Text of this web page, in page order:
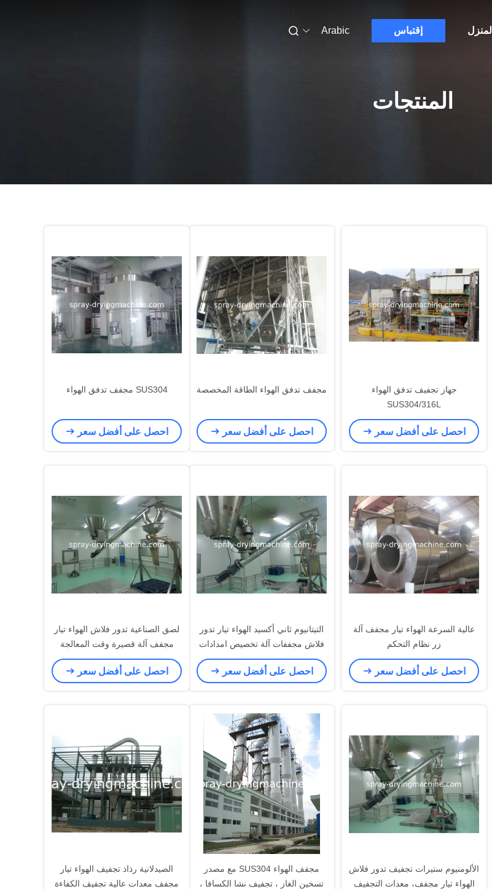
المنزل إقتباس Arabic
المنتجات
جهاز تجفيف تدفق الهواء
SUS304/316L
احصل على أفضل سعر
مجفف تدفق الهواء الطاقة المخصصة
احصل على أفضل سعر
SUS304 مجفف تدفق الهواء
احصل على أفضل سعر
عالية السرعة الهواء تيار مجفف آلة
زر نظام التحكم
احصل على أفضل سعر
التيتانيوم ثاني أكسيد الهواء تيار تدور
فلاش مجففات آلة تخصيص امدادات
الطاقة
احصل على أفضل سعر
لصق الصناعية تدور فلاش الهواء تيار
مجفف آلة قصيرة وقت المعالجة
احصل على أفضل سعر
الألومنيوم ستيرات تجفيف تدور فلاش
الهواء تيار مجفف، معدات التجفيف
مجفف الهواء SUS304 مع مصدر
تسخين الغاز ، تجفيف نشا الكسافا ،
الصيدلانية رذاذ تجفيف الهواء تيار
مجفف معدات عالية تجفيف الكفاءة